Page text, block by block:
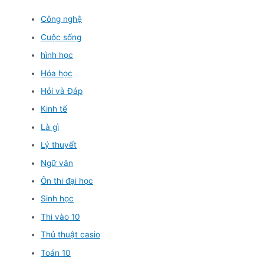
Công nghệ
Cuộc sống
hình học
Hóa học
Hỏi và Đáp
Kinh tế
Là gì
Lý thuyết
Ngữ văn
Ôn thi đại học
Sinh học
Thi vào 10
Thủ thuật casio
Toán 10